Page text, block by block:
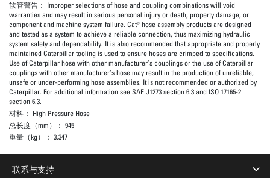
软管警告： Improper selections of hose and coupling combinations will void
warranties and may result in serious personal injury or death, property damage, or
component and machine system failure. Cat® hose assembly products are designed
and tested as a system to achieve a reliable connection, thus maximizing hydraulic
system safety and dependability. It is also recommended that appropriate and properly
maintained Caterpillar tooling is used to ensure hoses are crimped to specifications.
Use of Caterpillar hose with other manufacturer’s couplings or the use of Caterpillar
couplings with other manufacturer’s hose may result in the production of unreliable,
unsafe or under-performing hose assemblies. It is not recommended or authorized by
Caterpillar. For additional information see SAE J1273 section 6.3 and ISO 17165-2
section 6.3.
材料： High Pressure Hose
总长度（mm）： 945
重量（kg）： 3.347
联系与支持